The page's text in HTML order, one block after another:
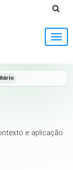
e aplicação